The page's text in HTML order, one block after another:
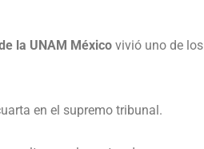
la UNAM México vivió uno de los
en el supremo tribunal.